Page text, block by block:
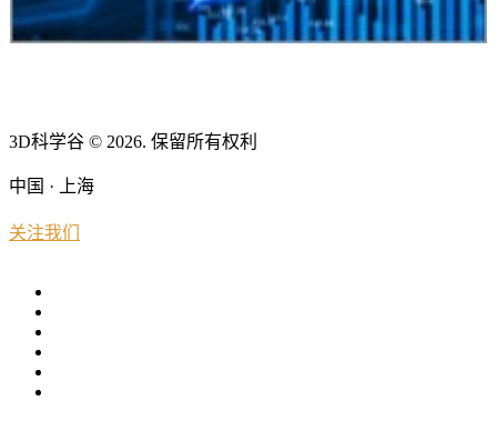
3D科学谷 © 2026. 保留所有权利
中国 · 上海
关注我们